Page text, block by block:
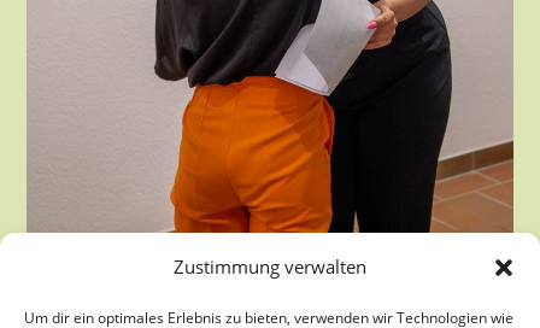
Zustimmung verwalten
Um dir ein optimales Erlebnis zu bieten, verwenden wir Technologien wie